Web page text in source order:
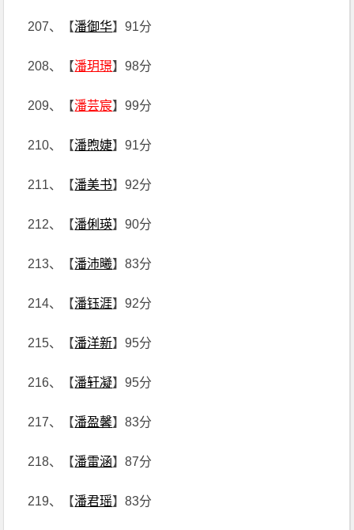
207、【潘御华】91分
208、【潘玥璟】98分
209、【潘芸宸】99分
210、【潘煦婕】91分
211、【潘美书】92分
212、【潘俐瑛】90分
213、【潘沛曦】83分
214、【潘钰涯】92分
215、【潘洋新】95分
216、【潘轩凝】95分
217、【潘盈馨】83分
218、【潘雷涵】87分
219、【潘君瑶】83分